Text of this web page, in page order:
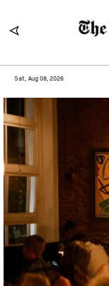
Sat, Aug 08, 2026